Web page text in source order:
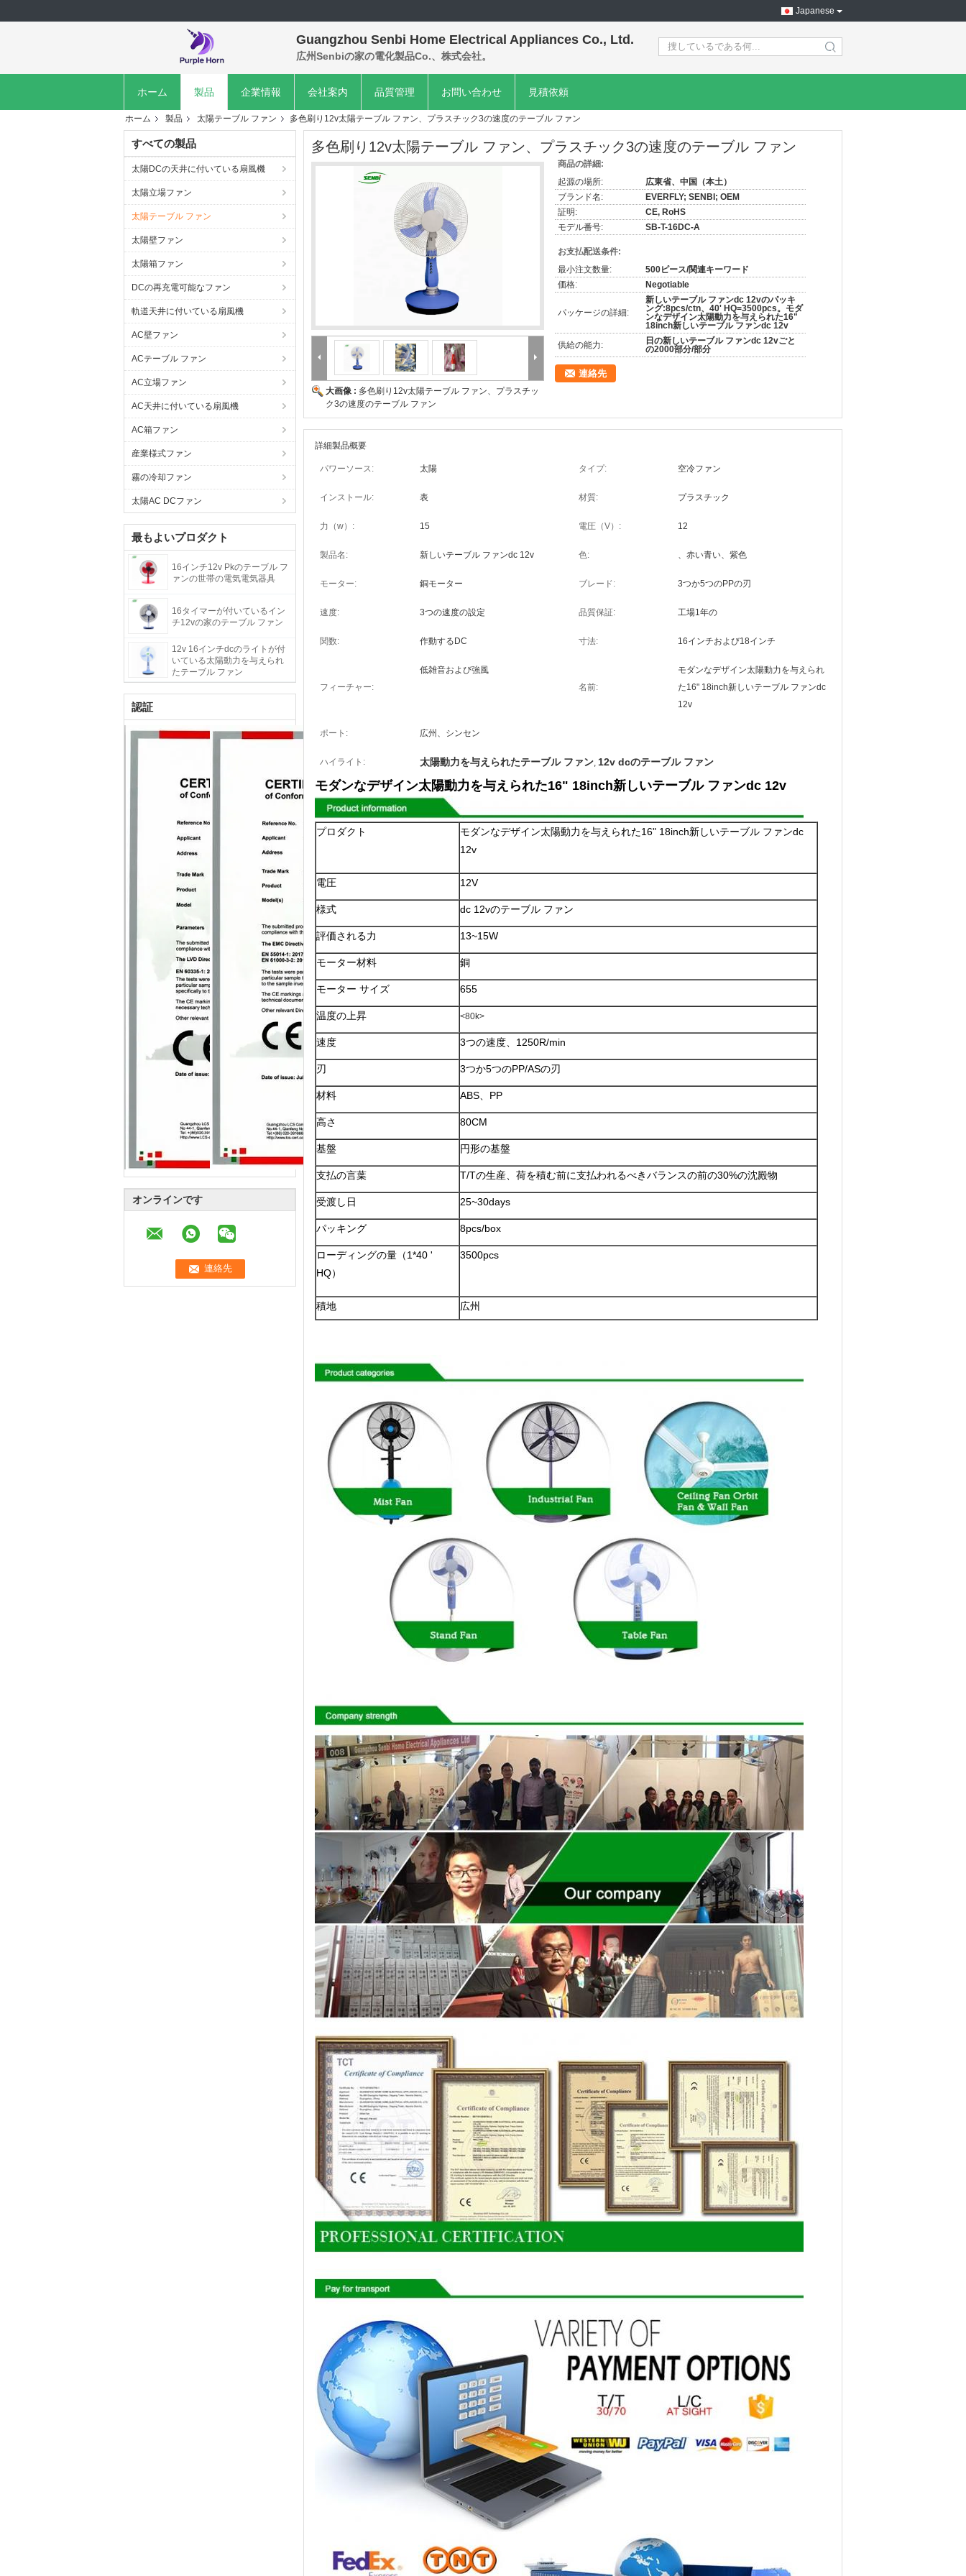
Japanese
Guangzhou Senbi Home Electrical Appliances Co., Ltd.
広州Senbiの家の電化製品Co.、株式会社。 search
ホーム 製品 企業情報 会社案内 品質管理 お問い合わせ 見積依頼
ホーム 製品 太陽テーブル ファン 多色刷り12v太陽テーブル ファン、プラスチック3の速度のテーブル ファン
すべての製品
太陽DCの天井に付いている扇風機
太陽立場ファン
太陽テーブル ファン
太陽壁ファン
太陽箱ファン
DCの再充電可能なファン
軌道天井に付いている扇風機
AC壁ファン
ACテーブル ファン
AC立場ファン
AC天井に付いている扇風機
AC箱ファン
産業様式ファン
霧の冷却ファン
太陽AC DCファン
最もよいプロダクト
16インチ12v Pkのテーブル フ
ァンの世帯の電気電気器具
16タイマーが付いているイン
チ12vの家のテーブル ファン
12v 16インチdcのライトが付
いている太陽動力を与えられ
たテーブル ファン
認証
オンラインです
多色刷り12v太陽テーブル ファン、プラスチック3の速度のテーブル ファン
大画像 : 多色刷り12v太陽テーブル ファン、プラスチッ
ク3の速度のテーブル ファン
商品の詳細:
起源の場所:
広東省、中国（本土）
ブランド名:
EVERFLY; SENBI; OEM
証明:
CE, RoHS
モデル番号:
SB-T-16DC-A
お支払配送条件:
最小注文数量:
500ピース/関連キーワード
価格:
Negotiable
パッケージの詳細:
新しいテーブル ファンdc 12vのパッキ
ング:8pcs/ctn、40' HQ=3500pcs。モダ
ンなデザイン太陽動力を与えられた16"
18inch新しいテーブル ファンdc 12v
供給の能力:
日の新しいテーブル ファンdc 12vごと
の2000部分/部分
連絡先
詳細製品概要
パワーソース: 太陽 タイプ: 空冷ファン
インストール: 表 材質: プラスチック
力（w）: 15 電圧（V）: 12
製品名: 新しいテーブル ファンdc 12v 色: 、赤い青い、紫色
モーター: 銅モーター ブレード: 3つか5つのPPの刃
速度: 3つの速度の設定 品質保証: 工場1年の
関数: 作動するDC 寸法: 16インチおよび18インチ
フィーチャー:
低雑音および強風
名前:
モダンなデザイン太陽動力を与えられ
た16" 18inch新しいテーブル ファンdc
12v
ポート: 広州、シンセン
ハイライト: 太陽動力を与えられたテーブル ファン, 12v dcのテーブル ファン
モダンなデザイン太陽動力を与えられた16" 18inch新しいテーブル ファンdc 12v
プロダクト
モダンなデザイン太陽動力を与えられた16" 18inch新しいテーブル ファンdc
12v
電圧 12V
様式 dc 12vのテーブル ファン
評価される力 13~15W
モーター材料 銅
モーター サイズ 655
温度の上昇 <80k>
速度 3つの速度、1250R/min
刃 3つか5つのPP/ASの刃
材料 ABS、PP
高さ 80CM
基盤 円形の基盤
支払の言葉 T/Tの生産、荷を積む前に支払われるべきバランスの前の30%の沈殿物
受渡し日 25~30days
パッキング 8pcs/box
ローディングの量（1*40 '
HQ）
3500pcs
積地 広州